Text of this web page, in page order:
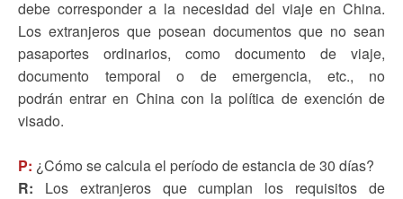
debe corresponder a la necesidad del viaje en China.
Los extranjeros que posean documentos que no sean
pasaportes ordinarios, como documento de viaje,
documento temporal o de emergencia, etc., no
podrán entrar en China con la política de exención de
visado.
P: ¿Cómo se calcula el período de estancia de 30 días?
R: Los extranjeros que cumplan los requisitos de